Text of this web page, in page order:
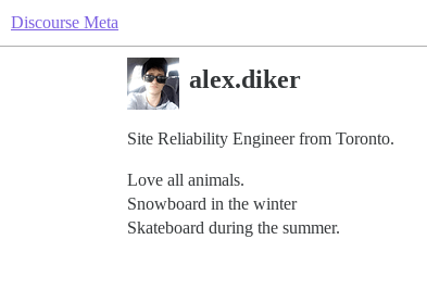
Discourse Meta
alex.diker
Site Reliability Engineer from Toronto.
Love all animals.
Snowboard in the winter
Skateboard during the summer.